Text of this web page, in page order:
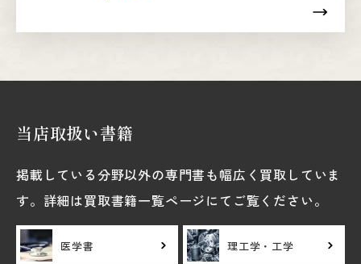
当店取扱い書籍
掲載している分野以外の専門書も幅広く買取していま
す。詳細は買取書籍一覧ページにてご覧ください。
医学書 理工学・工学